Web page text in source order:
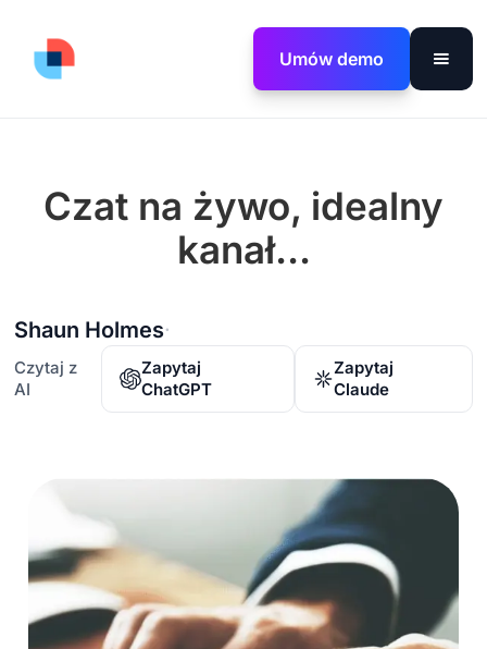
Umów demo
Czat na żywo, idealny
kanał...
Shaun Holmes·
Czytaj z
AI
Zapytaj
ChatGPT
Zapytaj
Claude